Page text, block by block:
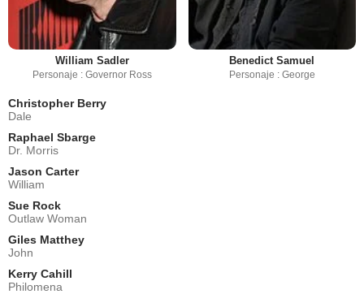
William Sadler
Personaje : Governor Ross
Benedict Samuel
Personaje : George
Christopher Berry
Dale
Raphael Sbarge
Dr. Morris
Jason Carter
William
Sue Rock
Outlaw Woman
Giles Matthey
John
Kerry Cahill
Philomena